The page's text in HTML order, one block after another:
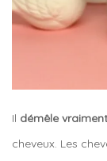
Il démêle
cheveux. Les